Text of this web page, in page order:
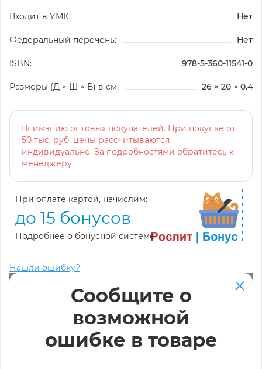
Входит в УМК: Нет
Федеральный перечень: Нет
ISBN: 978-5-360-11541-0
Размеры (Д × Ш × В) в см: 26 × 20 × 0.4
Вниманию оптовых покупателей. При покупке от
50 тыс. руб. цены рассчитываются
индивидуально. За подробностями обратитесь к
менеджеру.
При оплате картой, начислим:
до 15 бонусов
Подробнее о бонусной системе
Нашли ошибку?
Сообщите о
возможной
ошибке в товаре